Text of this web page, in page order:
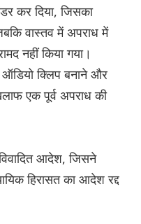
कर दिया, जिसका
वास्तव में अपराध में
नहीं किया गया।
क्लिप बनाने और
एक पूर्व अपराध की
आदेश, जिसने
हिरासत का आदेश रद्द